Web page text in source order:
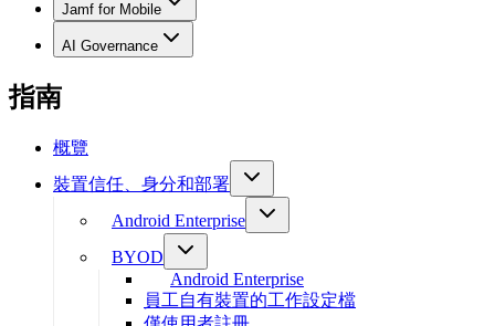
Jamf for Mobile
AI Governance
指南
概覽
裝置信任、身分和部署
Android Enterprise
BYOD
Android Enterprise
員工自有裝置的工作設定檔